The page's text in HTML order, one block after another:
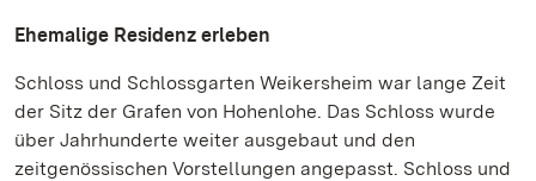
Ehemalige Residenz erleben
Schloss und Schlossgarten Weikersheim war lange Zeit
der Sitz der Grafen von Hohenlohe. Das Schloss wurde
über Jahrhunderte weiter ausgebaut und den
zeitgenössischen Vorstellungen angepasst. Schloss und